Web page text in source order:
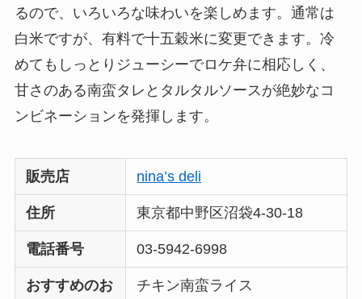
るので、いろいろな味わいを楽しめます。通常は
白米ですが、有料で十五穀米に変更できます。冷
めてもしっとりジューシーでロケ弁に相応しく、
甘さのある南蛮タレとタルタルソースが絶妙なコ
ンビネーションを発揮します。
販売店 nina’s deli
住所 東京都中野区沼袋4-30-18
電話番号 03-5942-6998
おすすめのお
チキン南蛮ライス